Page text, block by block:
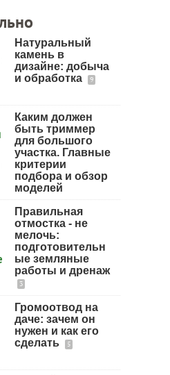
Натуральный
камень в
дизайне: добыча
и обработка
9
Каким должен
быть триммер
для большого
участка. Главные
критерии
подбора и обзор
моделей
Правильная
отмостка - не
мелочь:
подготовительн
ые земляные
работы и дренаж
3
Громоотвод на
даче: зачем он
нужен и как его
сделать
5